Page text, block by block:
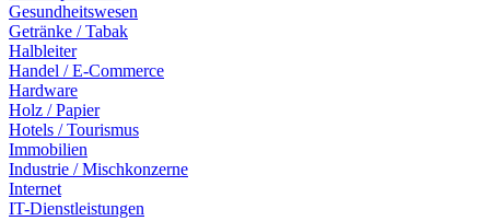
Gesundheitswesen
Getränke / Tabak
Halbleiter
Handel / E-Commerce
Hardware
Holz / Papier
Hotels / Tourismus
Immobilien
Industrie / Mischkonzerne
Internet
IT-Dienstleistungen